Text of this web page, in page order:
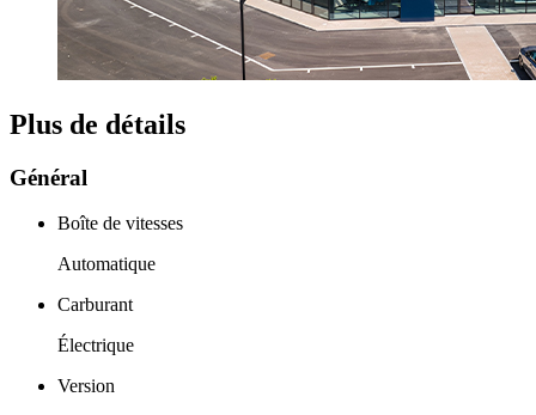
Plus de détails
Général
Boîte de vitesses
Automatique
Carburant
Électrique
Version